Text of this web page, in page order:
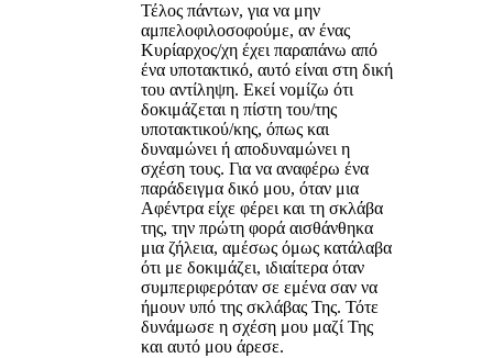
Τέλος πάντων, για να μην
αμπελοφιλοσοφούμε, αν ένας
Κυρίαρχος/χη έχει παραπάνω από
ένα υποτακτικό, αυτό είναι στη δική
του αντίληψη. Εκεί νομίζω ότι
δοκιμάζεται η πίστη του/της
υποτακτικού/κης, όπως και
δυναμώνει ή αποδυναμώνει η
σχέση τους. Για να αναφέρω ένα
παράδειγμα δικό μου, όταν μια
Αφέντρα είχε φέρει και τη σκλάβα
της, την πρώτη φορά αισθάνθηκα
μια ζήλεια, αμέσως όμως κατάλαβα
ότι με δοκιμάζει, ιδιαίτερα όταν
συμπεριφερόταν σε εμένα σαν να
ήμουν υπό της σκλάβας Της. Τότε
δυνάμωσε η σχέση μου μαζί Της
και αυτό μου άρεσε.